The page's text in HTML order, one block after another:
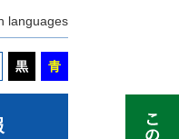
languages
黒 青